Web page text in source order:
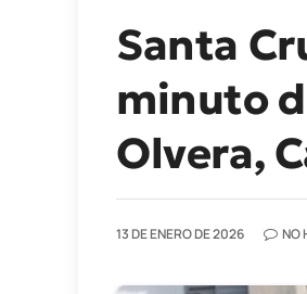
Santa
minuto
Olvera,
13 DE ENERO DE 2026 NO